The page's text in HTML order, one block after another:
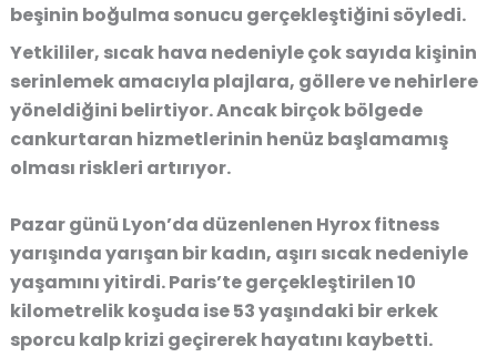
beşinin boğulma sonucu gerçekleştiğini söyledi.
Yetkililer, sıcak hava nedeniyle çok sayıda kişinin
serinlemek amacıyla plajlara, göllere ve nehirlere
yöneldiğini belirtiyor. Ancak birçok bölgede
cankurtaran hizmetlerinin henüz başlamamış
olması riskleri artırıyor.
Pazar günü Lyon’da düzenlenen Hyrox fitness
yarışında yarışan bir kadın, aşırı sıcak nedeniyle
yaşamını yitirdi. Paris’te gerçekleştirilen 10
kilometrelik koşuda ise 53 yaşındaki bir erkek
sporcu kalp krizi geçirerek hayatını kaybetti.